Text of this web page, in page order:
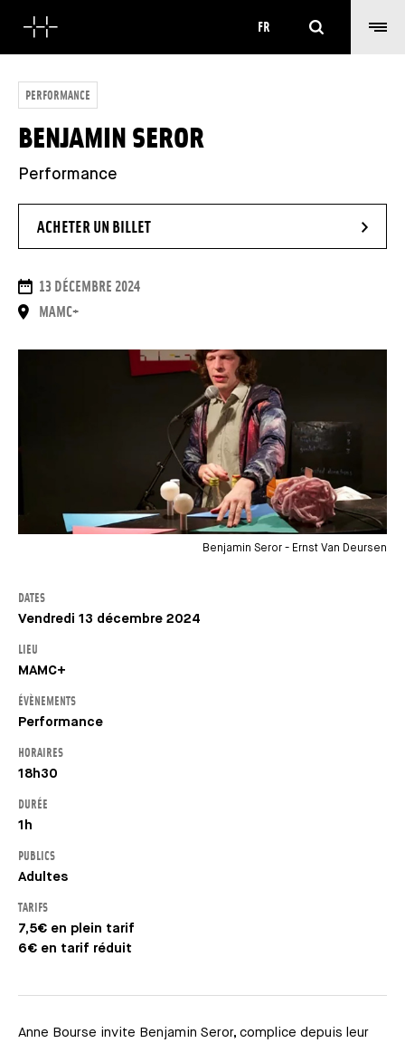
Rechercher
FR
PERFORMANCE
BENJAMIN SEROR
Performance
ACHETER UN BILLET- NOUVELLE FENÊTRE
DATES
13 DÉCEMBRE 2024
LIEU
MAMC+
Benjamin Seror - Ernst Van Deursen
DATES
Vendredi 13 décembre 2024
LIEU
MAMC+
ÉVÈNEMENTS
Performance
HORAIRES
18h30
DURÉE
1h
PUBLICS
Adultes
TARIFS
7,5€ en plein tarif
6€ en tarif réduit
Anne Bourse invite Benjamin Seror, complice depuis leur